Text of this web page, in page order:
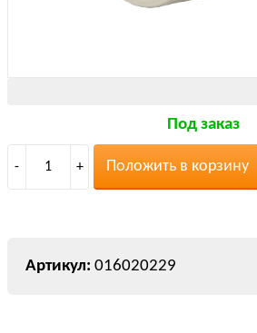
Под заказ
- 1 + Положить в корзину
016020229